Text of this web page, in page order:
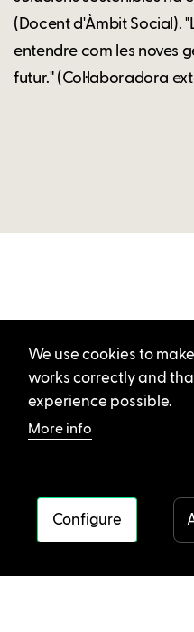
(Docent d'Àmbit Social).
entendre com les noves
futur." (Col·laboradora
We use cookies to
works correctly and
experience possible.
More info
Configure